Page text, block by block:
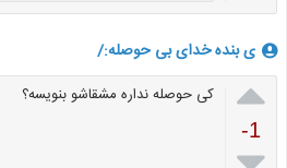
ی بنده خدای بی حوصله:/

-1
کی حوصله نداره مشقاشو بنویسه؟